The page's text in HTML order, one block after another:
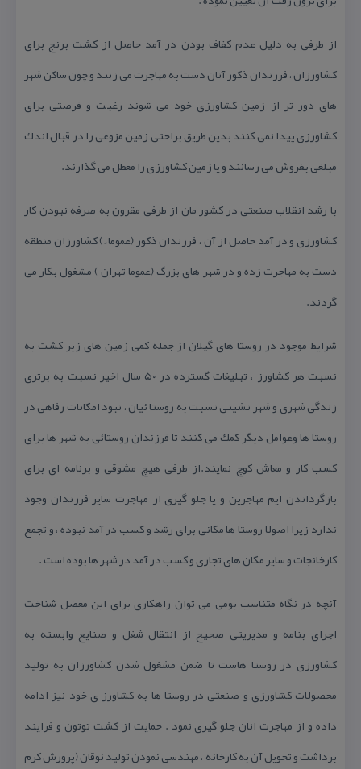
از طرفی به دلیل عدم كفاف بودن در آمد حاصل از كشت برنج برای
كشاورزان ، فرزندان ذكور آنان دست به مهاجرت می زنند و چون ساكن شهر
های دور تر از زمین كشاورزی خود می شوند رغبت و فرصتی برای
كشاورزی پیدا نمی كنند بدین طریق براحتی زمین مزوعی را در قبال اندك
مبلغی بفروش می رسانند و یا زمین كشاورزی را معطل می گذارند.
با رشد انقلاب صنعتی در كشور مان از طرفی مقرون به صرفه نبودن كار
كشاورزی و در آمد حاصل از آن ، فرزندان ذكور (عموما ً ) كشاورزان منطقه
دست به مهاجرت زده و در شهر های بزرگ (عموما تهران ) مشغول بكار می
گردند.
شرایط موجود در روستا های گیلان از جمله كمی زمین های زیر كشت به
نسبت هر كشاورز ، تبلیغات گسترده در ۵۰ سال اخیر نسبت به برتری
زندگی شهری و شهر نشینی نسبت به روستا ئیان ، نبود امكانات رفاهی در
روستا ها وعوامل دیگر كمك می كنند تا فرزندان روستائی به شهر ها برای
كسب كار و معاش كوچ نمایند.از طرفی هیچ مشوقی و برنامه ای برای
بازگرداندن ایم مهاجرین و یا جلو گیری از مهاجرت سایر فرزندان وجود
ندارد زیرا اصولا روستا ها مكانی برای رشد و كسب در آمد نبوده ، و تجمع
كارخانجات و سایر مكان های تجاری و كسب در آمد در شهر ها بوده است .
آنچه در نگاه متناسب بومی می توان راهكاری برای این معضل شناخت
اجرای بنامه و مدیریتی صحیح از انتقال شغل و صنایع وابسته به
كشاورزی در روستا هاست تا ضمن مشغول شدن كشاورزان به تولید
محصولات كشاورزی و صنعتی در روستا ها به كشاورز ی خود نیز ادامه
داده و از مهاجرت انان جلو گیری نمود . حمایت از كشت توتون و فرایند
برداشت و تحویل آن به كارخانه ، مهندسی نمودن تولید نوقان (پرورش كرم